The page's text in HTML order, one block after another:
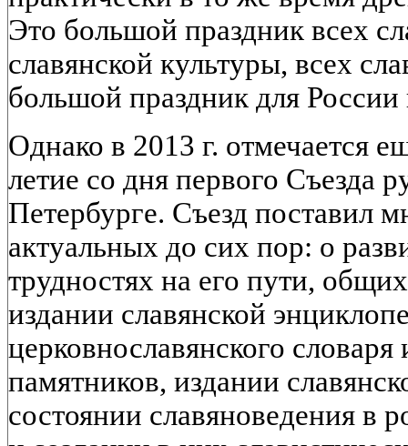
Это большой праздник всех
славянской культуры, всех
большой праздник для России
Однако в 2013 г. отмечается
летие со дня первого Съезда
Петербурге. Съезд поставил
актуальных до сих пор: о
трудностях на его пути,
издании славянской
церковнославянского
памятников, издании
состоянии славяноведения в